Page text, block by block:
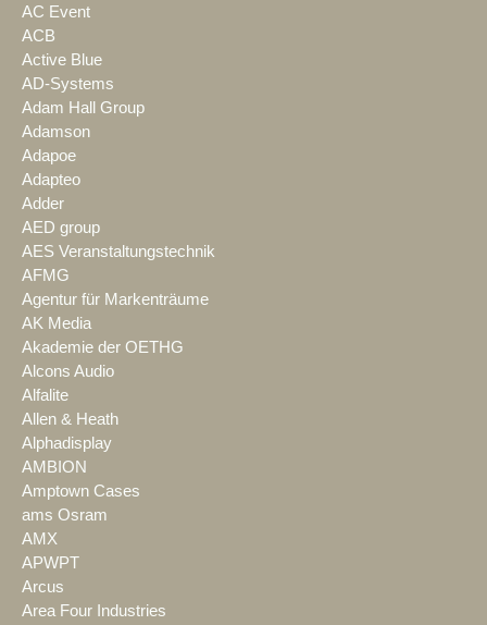
AC Event
ACB
Active Blue
AD-Systems
Adam Hall Group
Adamson
Adapoe
Adapteo
Adder
AED group
AES Veranstaltungstechnik
AFMG
Agentur für Markenträume
AK Media
Akademie der OETHG
Alcons Audio
Alfalite
Allen & Heath
Alphadisplay
AMBION
Amptown Cases
ams Osram
AMX
APWPT
Arcus
Area Four Industries